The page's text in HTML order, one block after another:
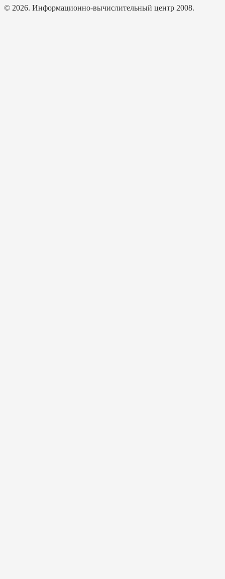
© 2026. Информационно-вычислительный центр 2008.